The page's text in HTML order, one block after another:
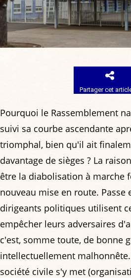
Partager cet
Pourquoi le Rassemblement
suivi sa courbe ascendante
triomphal, bien qu'il ait
davantage de sièges ? La
être la diabolisation à marche
nouveau mise en route. Passe
dirigeants politiques utilisent
empêcher leurs adversaires
c'est, somme toute, de bonne
intellectuellement
société civile s'y met